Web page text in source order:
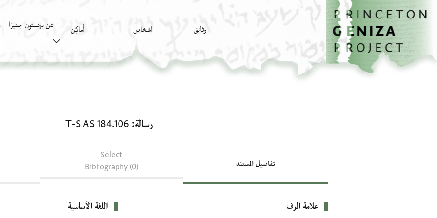
تخطي إلى المحتوى الرئيسي
الصفحة الرئيسية
وثائق اشخاص أَماكِن عن برنستون جنيزا
رسالة T-S AS 184.106
تفاصيل المستند
Select
Bibliography (0)
بيانات التعريف
علامة الرف اللغة الأساسية